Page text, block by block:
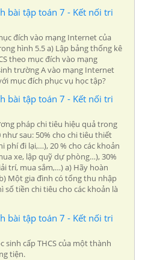
bài tập toán 7 - Kết nối tri
đích vào mạng Internet của
hình 5.5 a) Lập bảng thống kê
theo mục đích vào mạng
trường A vào mạng Internet
mục đích phục vụ học tập?
bài tập toán 7 - Kết nối tri
pháp chi tiêu hiệu quả trong
sau: 50% cho chi tiêu thiết
phí đi lại,…), 20 % cho các khoản
xe, lập quỹ dự phòng…), 30%
trí, mua sắm,…) a) Hãy hoàn
Một gia đình có tổng thu nhập
tiền chi tiêu cho các khoản là
bài tập toán 7 - Kết nối tri
sinh cấp THCS của một thành
tiện.